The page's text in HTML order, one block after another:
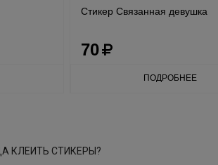
Стикер Связанная девушка
70
ПОДРОБНЕЕ
КЛЕИТЬ СТИКЕРЫ?